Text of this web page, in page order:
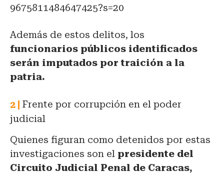
9675811484647425?s=20
Además de estos delitos, los
funcionarios públicos identificados
serán imputados por traición a la
patria.
Frente por corrupción en el poder
judicial
Quienes figuran como detenidos por estas
investigaciones son el presidente del
Circuito Judicial Penal de Caracas,